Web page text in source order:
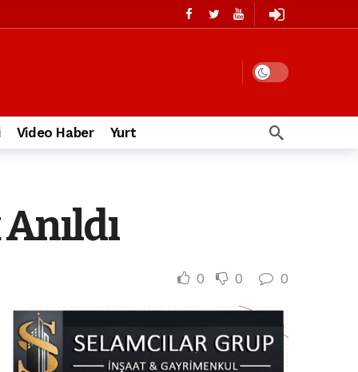
Video Haber Yurt
0 0 0